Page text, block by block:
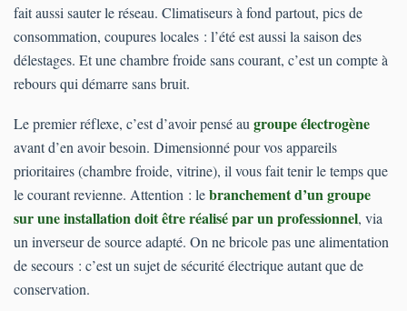
fait aussi sauter le réseau. Climatiseurs à fond partout, pics de
consommation, coupures locales : l’été est aussi la saison des
délestages. Et une chambre froide sans courant, c’est un compte à
rebours qui démarre sans bruit.
Le premier réflexe, c’est d’avoir pensé au groupe électrogène
avant d’en avoir besoin. Dimensionné pour vos appareils
prioritaires (chambre froide, vitrine), il vous fait tenir le temps que
le courant revienne. Attention : lebranchement d’un groupe
sur une installation doit être réalisé par un professionnel, via
un inverseur de source adapté. On ne bricole pas une alimentation
de secours : c’est un sujet de sécurité électrique autant que de
conservation.